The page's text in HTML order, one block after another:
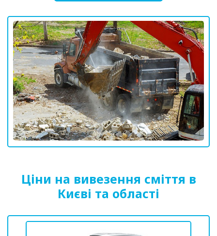
Ціни на вивезення сміття в
Києві та області